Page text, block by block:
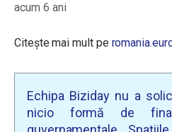
acum 6 ani
Citește mai mult pe
Echipa Biziday nu a
nicio formă de